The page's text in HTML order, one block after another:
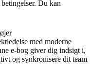
Du kan
med moderne
e-bog giver dig indsigt i,
og synkronisere dit team